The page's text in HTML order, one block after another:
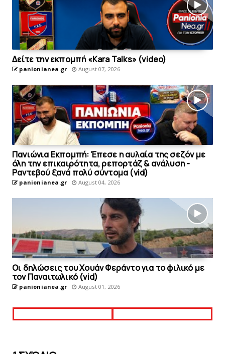
Δείτε την εκπομπή «Kara Talks» (video)
panionianea.gr August 07, 2026
Πανιώνια Εκπομπή: Έπεσε η αυλαία της σεζόν με
όλη την επικαιρότητα, ρεπορτάζ & ανάλυση -
Ραντεβού ξανά πολύ σύντομα (vid)
panionianea.gr August 04, 2026
Οι δηλώσεις του Χουάν Φεράντο για το φιλικό με
τoν Παναιτωλικό (vid)
panionianea.gr August 01, 2026